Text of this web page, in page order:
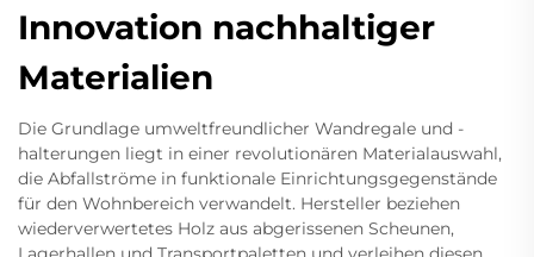
Innovation nachhaltiger
Materialien
Die Grundlage umweltfreundlicher Wandregale und -
halterungen liegt in einer revolutionären Materialauswahl,
die Abfallströme in funktionale Einrichtungsgegenstände
für den Wohnbereich verwandelt. Hersteller beziehen
wiederverwertetes Holz aus abgerissenen Scheunen,